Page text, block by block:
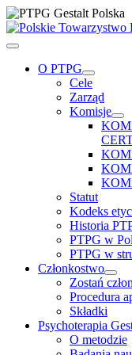
Przejdź
do
zawartości
Toggle
NavigationO PTPG
Cele
Zarząd
Komisje
Statut
Kodeks
Historia
PTPG w
PTPG w
Członkostwo
Zostań
Procedura
Składki
Psychoterapia
O metodzie